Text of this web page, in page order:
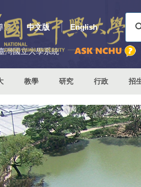
覽 中文版 English
灣國立大學系統
教學 研究 行政 招